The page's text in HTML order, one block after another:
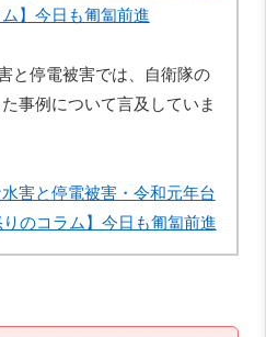
】今日も匍匐前進
と停電被害では、自衛隊の
事例について言及していま
害と停電被害・令和元年台
のコラム】今日も匍匐前進